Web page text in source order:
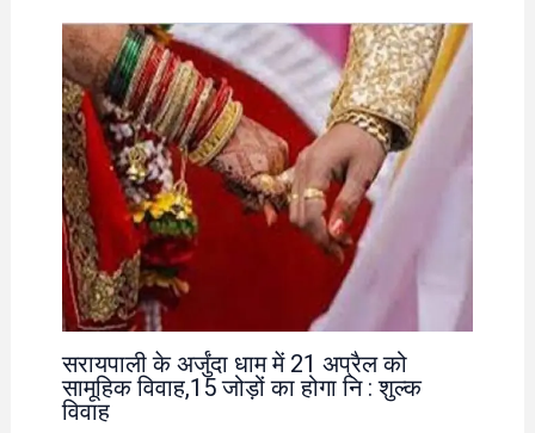
सरायपाली के अर्जुंदा धाम में 21 अप्रैल को
सामूहिक विवाह,15 जोड़ों का होगा नि : शुल्क
विवाह